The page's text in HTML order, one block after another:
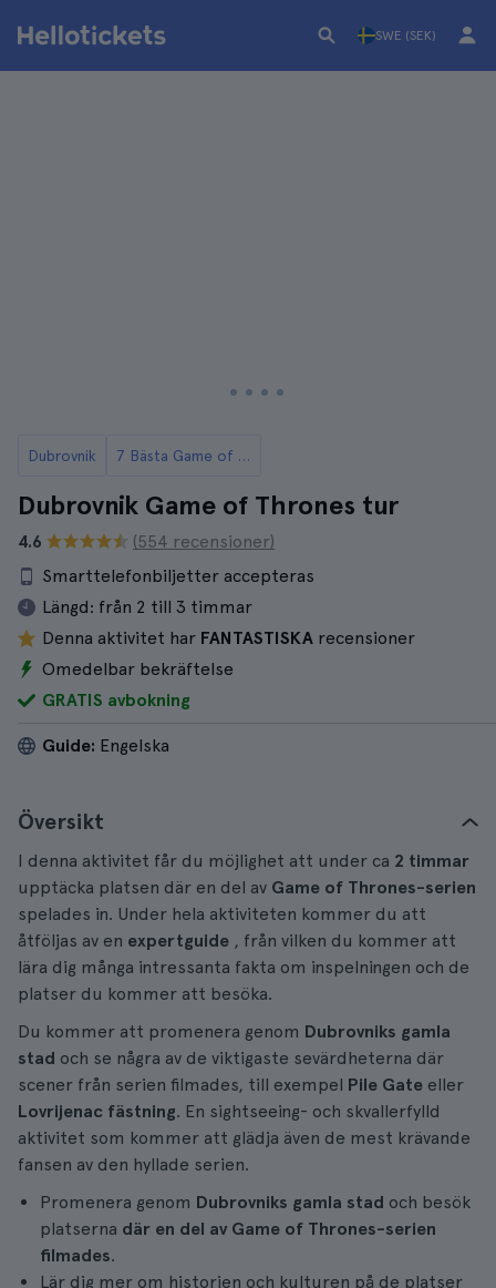
SWE (SEK)
Dubrovnik 7 Bästa Game of Thrones-rundturerna i Dubrovnik
Dubrovnik Game of Thrones tur
4.6
(554 recensioner)
Smarttelefonbiljetter accepteras
Längd: från 2 till 3 timmar
Denna aktivitet har FANTASTISKA recensioner
Omedelbar bekräftelse
GRATIS avbokning
Guide: Engelska
Översikt
I denna aktivitet får du möjlighet att under ca 2 timmar
upptäcka platsen där en del av Game of Thrones-serien
spelades in. Under hela aktiviteten kommer du att
åtföljas av en expertguide , från vilken du kommer att
lära dig många intressanta fakta om inspelningen och de
platser du kommer att besöka.
Du kommer att promenera genom Dubrovniks gamla
stad och se några av de viktigaste sevärdheterna där
scener från serien filmades, till exempel Pile Gate eller
Lovrijenac fästning. En sightseeing- och skvallerfylld
aktivitet som kommer att glädja även de mest krävande
fansen av den hyllade serien.
Promenera genom Dubrovniks gamla stad och besök
platserna där en del av Game of Thrones-serien
filmades.
Lär dig mer om historien och kulturen på de platser